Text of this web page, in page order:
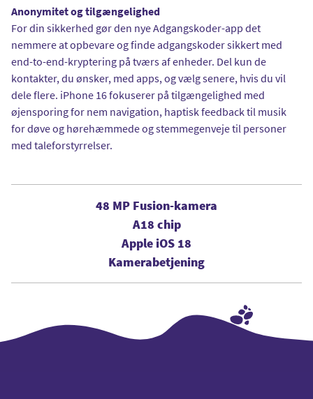
Anonymitet og tilgængelighed
For din sikkerhed gør den nye Adgangskoder-app det
nemmere at opbevare og finde adgangskoder sikkert med
end-to-end-kryptering på tværs af enheder. Del kun de
kontakter, du ønsker, med apps, og vælg senere, hvis du vil
dele flere. iPhone 16 fokuserer på tilgængelighed med
øjensporing for nem navigation, haptisk feedback til musik
for døve og hørehæmmede og stemmegenveje til personer
med taleforstyrrelser.
48 MP Fusion-kamera
A18 chip
Apple iOS 18
Kamerabetjening